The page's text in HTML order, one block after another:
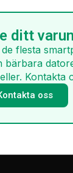
ditt
flesta
bärbara
Kontakta
oss